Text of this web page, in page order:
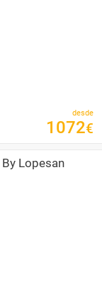
desde
1072€
Lopesan